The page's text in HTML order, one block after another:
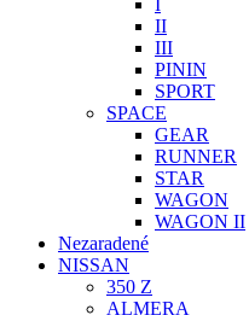
I
II
III
PININ
SPORT
SPACE
GEAR
RUNNER
STAR
WAGON
WAGON II
Nezaradené
NISSAN
350 Z
ALMERA